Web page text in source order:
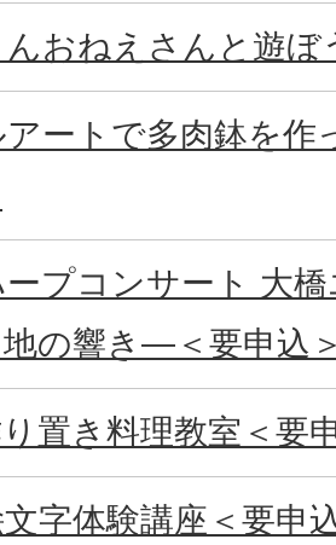
おねえさんと遊ぼ
ートで多肉鉢を作
ープコンサート 大
の響き―＜要申込
置き料理教室＜要
字体験講座＜要申